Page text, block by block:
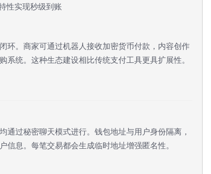
性实现秒级到账
环。商家可通过机器人接收加密货币付款，内容创作
统。这种生态建设相比传统支付工具更具扩展性。
通过秘密聊天模式进行。钱包地址与用户身份隔离，
息。每笔交易都会生成临时地址增强匿名性。